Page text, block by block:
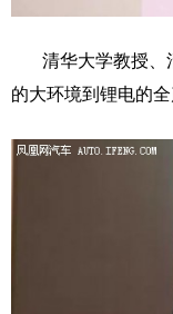
清华大学教授、
的大环境到锂电的